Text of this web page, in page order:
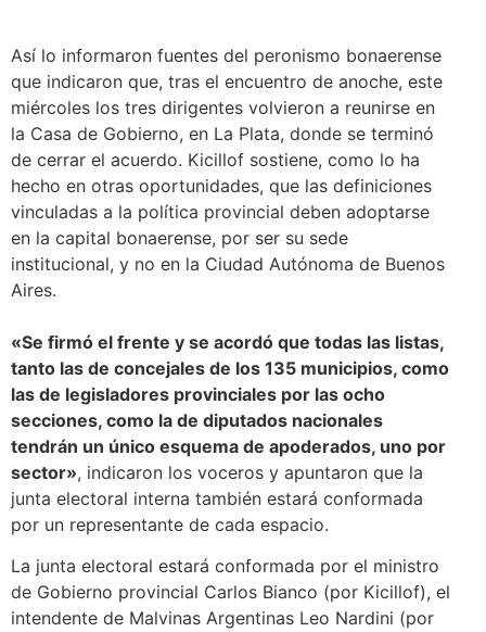
Así lo informaron fuentes del peronismo bonaerense
que indicaron que, tras el encuentro de anoche, este
miércoles los tres dirigentes volvieron a reunirse en
la Casa de Gobierno, en La Plata, donde se terminó
de cerrar el acuerdo. Kicillof sostiene, como lo ha
hecho en otras oportunidades, que las definiciones
vinculadas a la política provincial deben adoptarse
en la capital bonaerense, por ser su sede
institucional, y no en la Ciudad Autónoma de Buenos
Aires.
«Se firmó el frente y se acordó que todas las listas,
tanto las de concejales de los 135 municipios, como
las de legisladores provinciales por las ocho
secciones, como la de diputados nacionales
tendrán un único esquema de apoderados, uno por
sector», indicaron los voceros y apuntaron que la
junta electoral interna también estará conformada
por un representante de cada espacio.
La junta electoral estará conformada por el ministro
de Gobierno provincial Carlos Bianco (por Kicillof), el
intendente de Malvinas Argentinas Leo Nardini (por